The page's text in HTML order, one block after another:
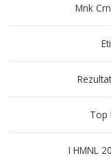
Mnk
Top
I HMNL